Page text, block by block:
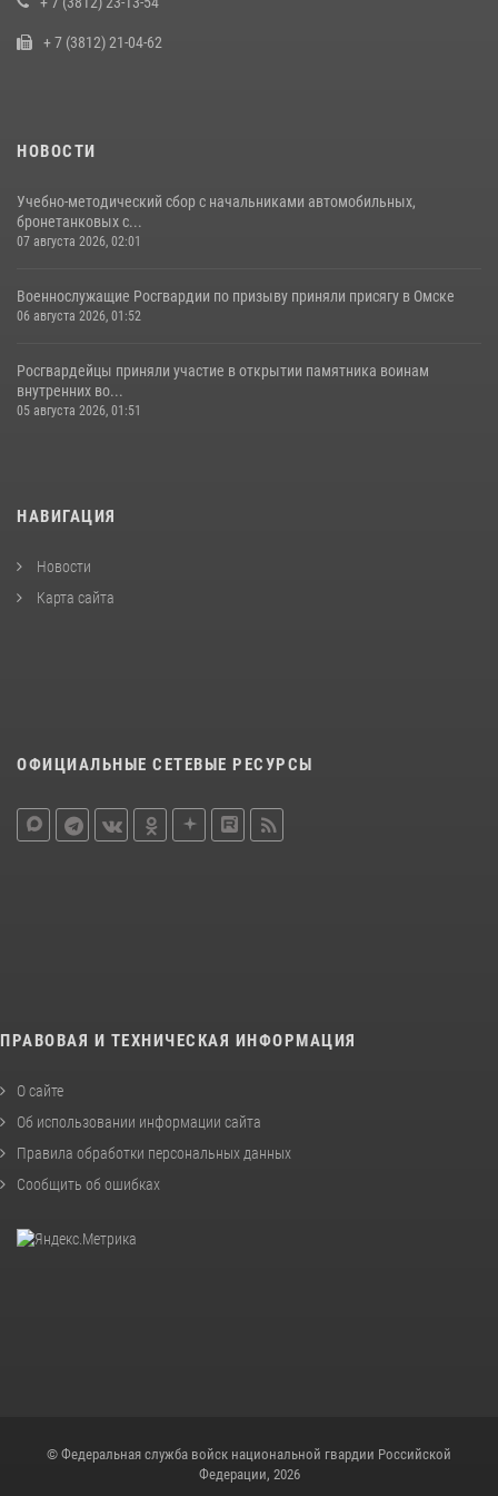
+ 7 (3812) 21-04-62
НОВОСТИ
Учебно-методический сбор с начальниками автомобильных,
бронетанковых с...
07 августа 2026, 02:01
Военнослужащие Росгвардии по призыву приняли присягу в Омске
06 августа 2026, 01:52
Росгвардейцы приняли участие в открытии памятника воинам
внутренних во...
05 августа 2026, 01:51
НАВИГАЦИЯ
Новости
Карта сайта
ОФИЦИАЛЬНЫЕ СЕТЕВЫЕ РЕСУРСЫ
ПРАВОВАЯ И ТЕХНИЧЕСКАЯ ИНФОРМАЦИЯ
О сайте
Об использовании информации сайта
Правила обработки персональных данных
Сообщить об ошибках
© Федеральная служба войск национальной гвардии Российской
Федерации, 2026